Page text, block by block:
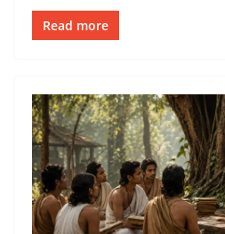
Read more